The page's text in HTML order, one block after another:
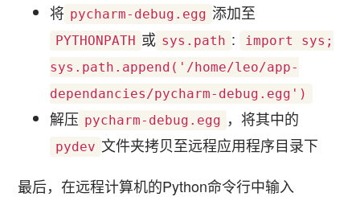
将 pycharm-debug.egg 添加至
PYTHONPATH 或 sys.path :
import sys;
sys.path.append('/home/leo/app-
dependancies/pycharm-debug.egg')
解压 pycharm-debug.egg ，将其中的
pydev 文件夹拷贝至远程应用程序目录下
最后，在远程计算机的Python命令行中输入